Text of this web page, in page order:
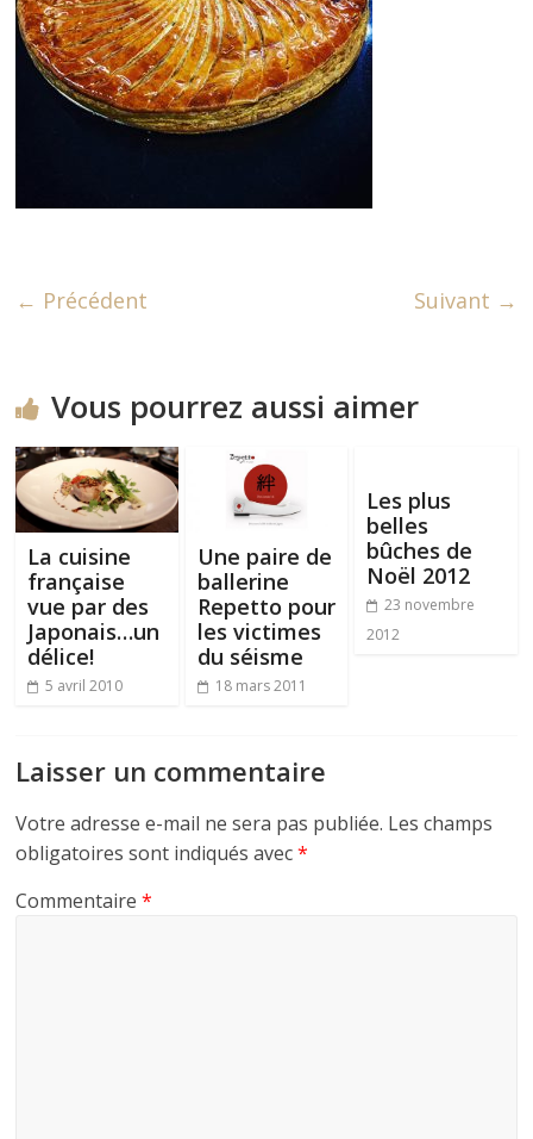
← Précédent Suivant →
Vous pourrez aussi aimer
La cuisine
française
vue par des
Japonais…un
délice!
5 avril 2010
Une paire de
ballerine
Repetto pour
les victimes
du séisme
18 mars 2011
Les plus
belles
bûches de
Noël 2012
23 novembre
2012
Laisser un commentaire
Votre adresse e-mail ne sera pas publiée. Les champs
obligatoires sont indiqués avec*
Commentaire*